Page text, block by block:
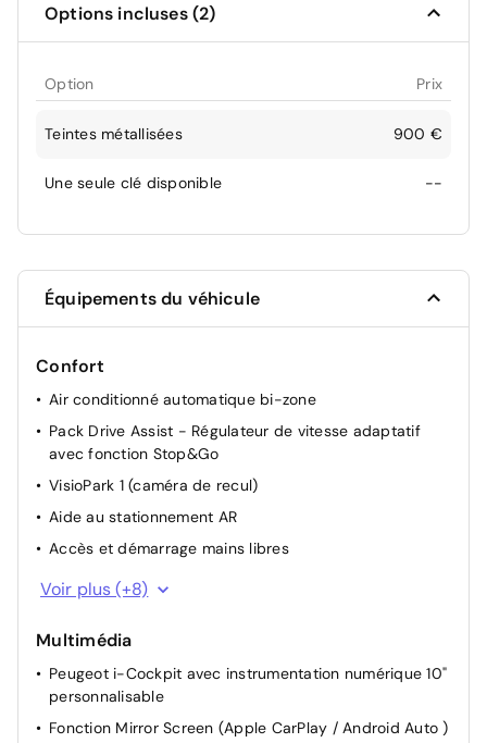
Options incluses (2)
Option Prix
Teintes métallisées 900 €
Une seule clé disponible --
Équipements du véhicule
Confort
Air conditionné automatique bi-zone
Pack Drive Assist - Régulateur de vitesse adaptatif
avec fonction Stop&Go
VisioPark 1 (caméra de recul)
Aide au stationnement AR
Accès et démarrage mains libres
Rétroviseur intérieur photosensible
rabattables électriquement, avec répétiteurs de feux
Lève-vitres AV/AR électriques et séquentiels avec
antipincement
Voir plus (+8)
Multimédia
Peugeot i-Cockpit avec instrumentation numérique 10"
personnalisable
Fonction Mirror Screen (Apple CarPlay / Android Auto )